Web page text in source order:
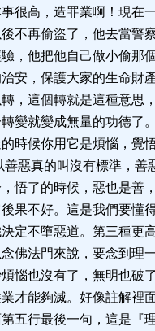
很高，造罪業啊！現在
不再偷盜了，他去當警
，他把他自己做小偷那
安，保護大家的生命財
，這個轉就是這種意思
變就變成無量的功德了
時候你用它是煩惱，覺
善惡真的叫沒有標準，善
悟了的時候，惡也是善
果不好。這是我們要懂
定不墮惡道。第三種更
佛法門來說，要念到理
惱也沒有了，無明也破
才能夠滅。好像註解裡
五行最後一句，這是『